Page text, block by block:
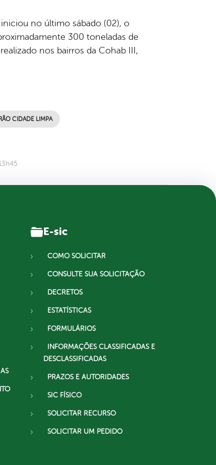
no último sábado (02), o
300 toneladas de
nos bairros da Cohab III,
CIDADE LIMPA
E-sic
COMO SOLICITAR
CONSULTE SUA SOLICITAÇÃO
DECRETOS
ESTATÍSTICAS
FORMULÁRIOS
INFORMAÇÕES CLASSIFICADAS E
DESCLASSIFICADAS
PRAZOS E AUTORIDADES
SIC FÍSICO
SOLICITAR RECURSO
SOLICITAR UM PEDIDO